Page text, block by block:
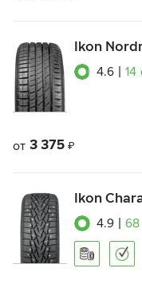
Ikon
4.6 14
от 3 375 ₽
Ikon
4.9 68